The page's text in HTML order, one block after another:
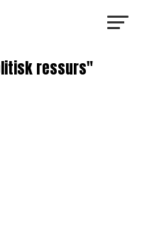
ressurs"